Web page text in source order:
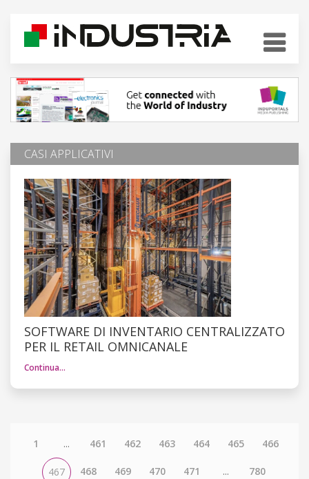
CASI APPLICATIVI
SOFTWARE DI INVENTARIO CENTRALIZZATO
PER IL RETAIL OMNICANALE
Continua…
1 ... 461 462 463 464 465 466
467 468 469 470 471 ... 780